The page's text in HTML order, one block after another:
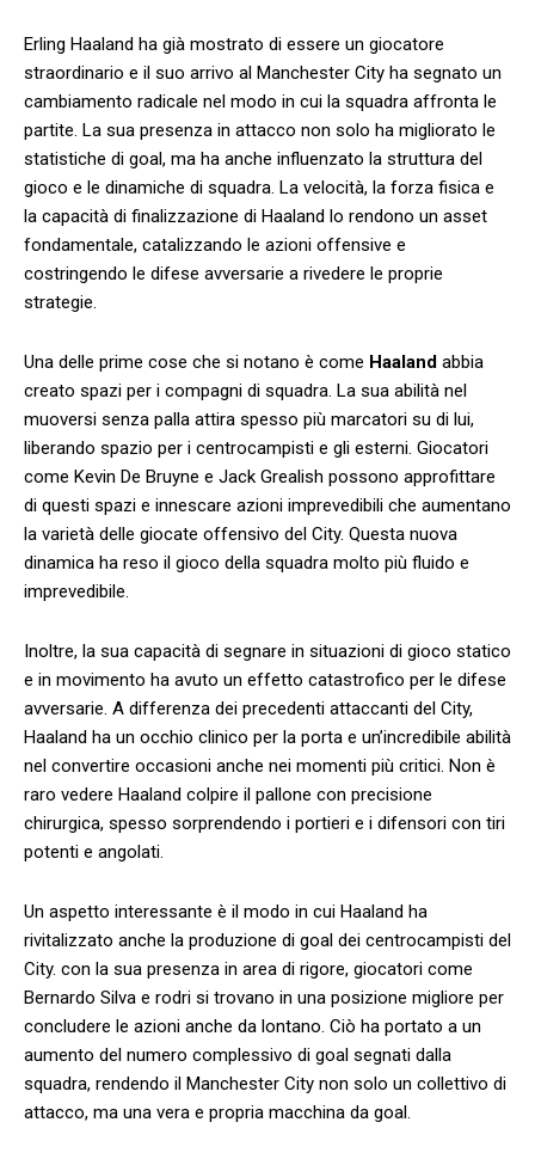
Erling Haaland ha già ⁤mostrato ⁣di essere un giocatore
straordinario e il suo arrivo al Manchester City ha segnato un
cambiamento radicale nel ‍modo⁣ in cui la squadra affronta le
partite. La sua presenza in ​attacco non solo ha migliorato le
statistiche ​di goal, ma ha ​anche ⁤influenzato la struttura del
gioco ⁢e le dinamiche di ⁤squadra. La velocità, la forza fisica e
‌la capacità‍ di finalizzazione ‌di Haaland lo rendono un asset
fondamentale, catalizzando le azioni offensive ⁢e
costringendo ⁢le difese ‍avversarie a‍ rivedere le ‌proprie
‌strategie.
Una delle prime cose‌ che ​si notano ⁤è ⁣come Haaland abbia
creato spazi per⁣ i compagni di squadra. La ‌sua‌ abilità⁢ nel‌
muoversi senza palla attira spesso più marcatori su di ⁤lui,
liberando spazio⁤ per i⁢ centrocampisti e gli esterni. ‍Giocatori
come Kevin De Bruyne e Jack Grealish possono approfittare
di questi ⁣spazi e innescare azioni imprevedibili che aumentano
la ​varietà delle giocate offensivo del‌ City. Questa nuova
dinamica ha reso il gioco della⁣ squadra molto‌ più fluido e
⁢imprevedibile.
Inoltre, la sua‌ capacità di segnare in situazioni ⁣di gioco statico
e in movimento⁤ ha ‍avuto un effetto catastrofico per le difese⁤
avversarie. A differenza dei precedenti attaccanti del City,⁢
Haaland ha un occhio clinico per la porta e un’incredibile abilità
nel convertire occasioni ‌anche nei momenti più⁤ critici. Non è
raro‍ vedere Haaland colpire il pallone con precisione
chirurgica, spesso sorprendendo i ‌portieri e i difensori‍ con tiri
‌potenti e angolati.
Un aspetto interessante è il modo in cui Haaland ⁢ha
rivitalizzato anche la produzione​ di goal dei centrocampisti del
City.⁣ con la ​sua presenza in area di rigore, giocatori come
Bernardo ⁢Silva e rodri si trovano in⁤ una posizione migliore per
concludere ‌le azioni anche‌ da lontano. Ciò ha‌ portato a un
aumento del numero complessivo di goal segnati dalla
squadra, rendendo il Manchester City ‍non solo un⁣ collettivo di
attacco, ma una vera e propria macchina da goal.